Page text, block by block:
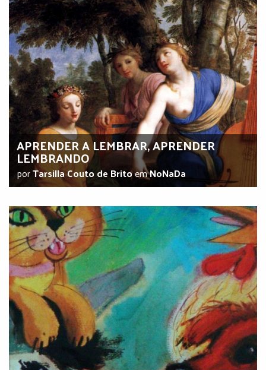
APRENDER A LEMBRAR, APRENDER
LEMBRANDO
porTarsilla Couto de BritoemNoNaDa